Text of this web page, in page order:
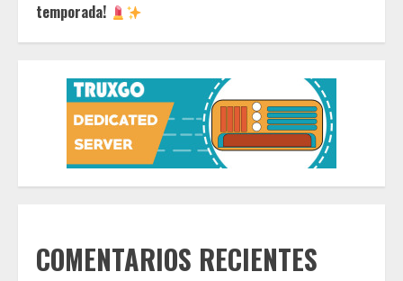
temporada!
COMENTARIOS RECIENTES